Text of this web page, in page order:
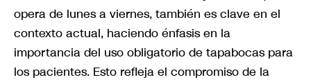
opera de lunes a viernes, también es clave en el
contexto actual, haciendo énfasis en la
importancia del uso obligatorio de tapabocas para
los pacientes. Esto refleja el compromiso de la